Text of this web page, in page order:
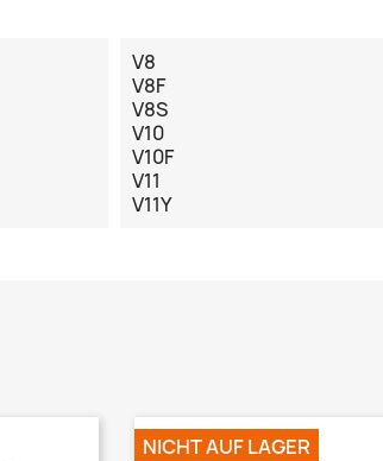
V8
V8F
V8S
V10
V10F
V11
V11Y
NICHT AUF LAGER